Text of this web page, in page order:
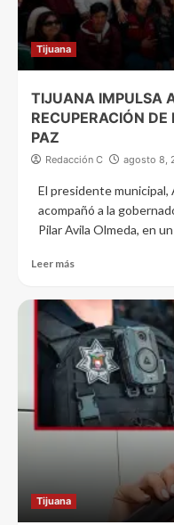
Tijuana
TIJUANA IMPULSA
RECUPERACIÓN
PAZ
Redacción C agosto 8,
El presidente
acompañó a la
Pilar Avila Olmeda, en
Leer más
Tijuana